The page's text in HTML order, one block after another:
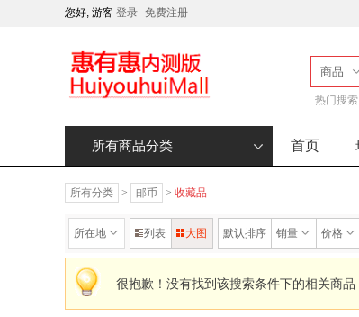
您好, 游客 登录 免费注册
商品
热门搜索
所有商品分类 首页
所有分类 > 邮币 > 收藏品
所在地 列表 大图 默认排序 销量 价格
很抱歉！没有找到该搜索条件下的相关商